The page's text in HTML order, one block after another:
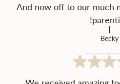
And now off to our much
Becky